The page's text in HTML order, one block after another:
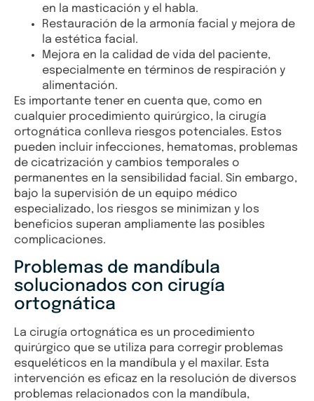
en la masticación y el habla.
Restauración de la armonía facial y mejora de
la estética facial.
Mejora en la calidad de vida del paciente,
especialmente en términos de respiración y
alimentación.
Es importante tener en cuenta que, como en
cualquier procedimiento quirúrgico, la cirugía
ortognática conlleva riesgos potenciales. Estos
pueden incluir infecciones, hematomas, problemas
de cicatrización y cambios temporales o
permanentes en la sensibilidad facial. Sin embargo,
bajo la supervisión de un equipo médico
especializado, los riesgos se minimizan y los
beneficios superan ampliamente las posibles
complicaciones.
Problemas de mandíbula
solucionados con cirugía
ortognática
La cirugía ortognática es un procedimiento
quirúrgico que se utiliza para corregir problemas
esqueléticos en la mandíbula y el maxilar. Esta
intervención es eficaz en la resolución de diversos
problemas relacionados con la mandíbula,